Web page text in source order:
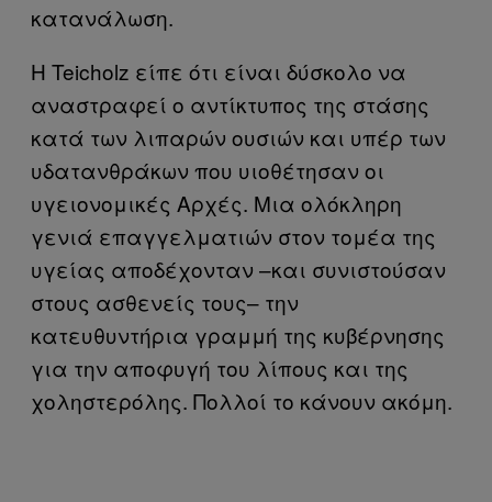
κατανάλωση.
Η Teicholz είπε ότι είναι δύσκολο να
αναστραφεί ο αντίκτυπος της στάσης
κατά των λιπαρών ουσιών και υπέρ των
υδατανθράκων που υιοθέτησαν οι
υγειονομικές Αρχές. Μια ολόκληρη
γενιά επαγγελματιών στον τομέα της
υγείας αποδέχονταν –και συνιστούσαν
στους ασθενείς τους– την
κατευθυντήρια γραμμή της κυβέρνησης
για την αποφυγή του λίπους και της
χοληστερόλης. Πολλοί το κάνουν ακόμη.